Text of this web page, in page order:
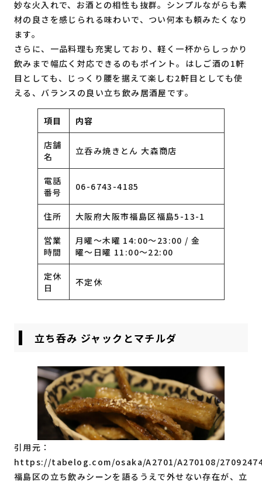
妙な火入れで、お酒との相性も抜群。シンプルながらも素
材の良さを感じられる味わいで、つい何本も頼みたくなり
ます。
さらに、一品料理も充実しており、軽く一杯からしっかり
飲みまで幅広く対応できるのもポイント。はしご酒の1軒
目としても、じっくり腰を据えて楽しむ2軒目としても使
える、バランスの良い立ち飲み居酒屋です。
項目 内容
店舗
名
立呑み焼きとん 大森商店
電話
番号
06-6743-4185
住所 大阪府大阪市福島区福島5-13-1
営業
時間
月曜〜木曜 14:00〜23:00 / 金
曜〜日曜 11:00〜22:00
定休
日
不定休
立ち呑み ジャックとマチルダ
引用元：
https://tabelog.com/osaka/A2701/A270108/
福島区の立ち飲みシーンを語るうえで外せない存在が、立